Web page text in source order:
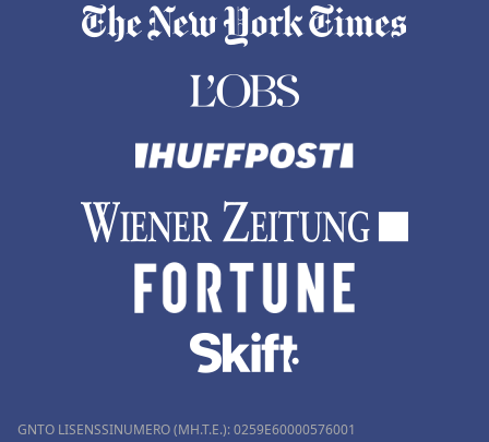
GNTO LISENSSINUMERO (MH.T.E.): 0259Ε60000576001